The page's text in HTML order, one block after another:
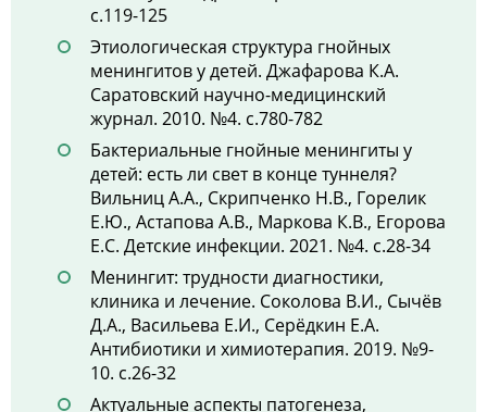
с.119-125
Этиологическая структура гнойных
менингитов у детей. Джафарова К.А.
Саратовский научно-медицинский
журнал. 2010. №4. с.780-782
Бактериальные гнойные менингиты у
детей: есть ли свет в конце туннеля?
Вильниц А.А., Скрипченко Н.В., Горелик
Е.Ю., Астапова А.В., Маркова К.В., Егорова
Е.С. Детские инфекции. 2021. №4. с.28-34
Менингит: трудности диагностики,
клиника и лечение. Соколова В.И., Сычёв
Д.А., Васильева Е.И., Серёдкин Е.А.
Антибиотики и химиотерапия. 2019. №9-
10. с.26-32
Актуальные аспекты патогенеза,